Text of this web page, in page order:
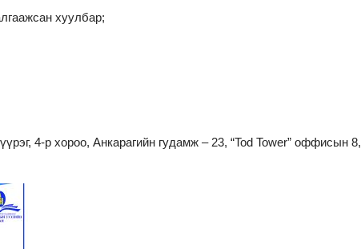
хуулбар;
4-р хороо, Анкарагийн гудамж – 23, “Tod Tower” оффисын 8,